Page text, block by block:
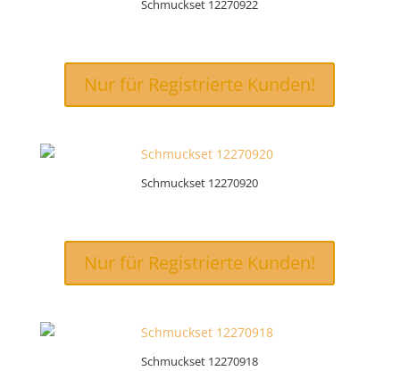
Schmuckset 12270922
Nur für Registrierte Kunden!
Schmuckset 12270920
Nur für Registrierte Kunden!
Schmuckset 12270918